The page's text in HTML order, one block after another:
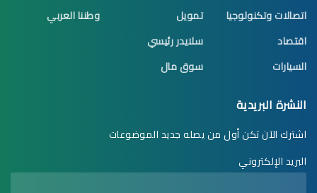
اتصالات وتكنولوجيا
اقتصاد
السيارات
تمويل
سلايدر رئيسي
سوق مال
وطننا العربي
النشرة البريدية
اشترك الآن تكن أول من يصله جديد الموضوعات
البريد الإلكتروني